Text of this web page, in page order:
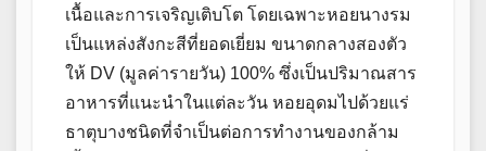
เนื้อและการเจริญเติบโต โดยเฉพาะหอยนางรม
เป็นแหล่งสังกะสีที่ยอดเยี่ยม ขนาดกลางสองตัว
ให้ DV (มูลค่ารายวัน) 100% ซึ่งเป็นปริมาณสาร
อาหารที่แนะนำในแต่ละวัน หอยอุดมไปด้วยแร่
ธาตุบางชนิดที่จำเป็นต่อการทำงานของกล้าม